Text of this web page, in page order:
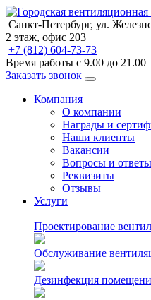
Санкт-Петербург, ул.
2 этаж, офис 203
+7 (812) 604-73-73
Время работы с 9.00 до 21.00
Заказать звонок
Компания
О компании
Награды и
Наши клиенты
Вакансии
Вопросы и ответы
Реквизиты
Отзывы
Услуги
Проектирование
Обслуживание
Дезинфекция